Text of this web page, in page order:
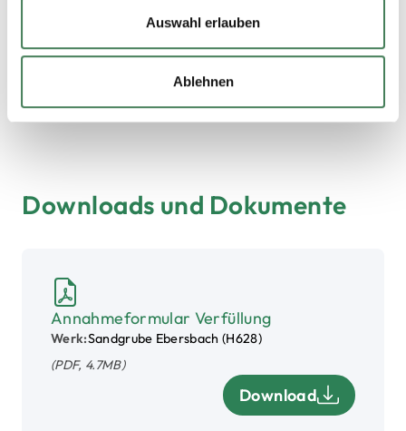
Auswahl erlauben
Ablehnen
Materialien, wie Boden und Steine sowie Kies-
und Gesteinsbruch der Abfalleinstufung Z0 an.
Angebot anfragen
Downloads und Dokumente
Annahmeformular Verfüllung
Werk:Sandgrube Ebersbach (H628)
(PDF, 4.7MB)
Download